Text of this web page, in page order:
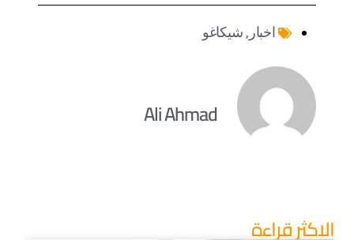
اخبار , شيكاغو
Ali Ahmad
الاكثر قراءة